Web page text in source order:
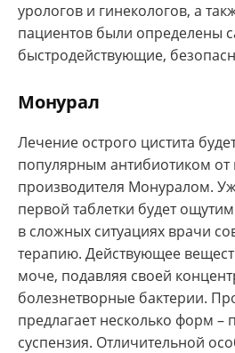
урологов и гинекологов, а
пациентов были определены
быстродействующие,
Монурал
Лечение острого цистита
популярным антибиотиком от
производителя Монуралом.
первой таблетки будет
в сложных ситуациях врачи
терапию. Действующее
моче, подавляя своей
болезнетворные бактерии.
предлагает несколько форм –
суспензия. Отличительной